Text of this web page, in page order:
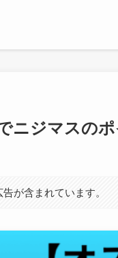
ニジマスの
が含まれています。